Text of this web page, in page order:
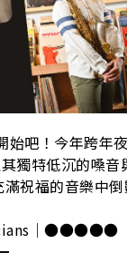
始吧！今年跨年
獨特低沉的嗓
祝福的音樂中倒
｜●●●●●